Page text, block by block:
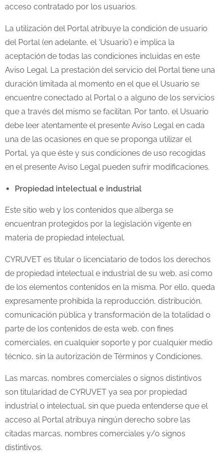
acceso contratado por los usuarios.
La utilización del Portal atribuye la condición de usuario
del Portal (en adelante, el ‘Usuario’) e implica la
aceptación de todas las condiciones incluidas en este
Aviso Legal. La prestación del servicio del Portal tiene una
duración limitada al momento en el que el Usuario se
encuentre conectado al Portal o a alguno de los servicios
que a través del mismo se facilitan. Por tanto, el Usuario
debe leer atentamente el presente Aviso Legal en cada
una de las ocasiones en que se proponga utilizar el
Portal, ya que éste y sus condiciones de uso recogidas
en el presente Aviso Legal pueden sufrir modificaciones.
Propiedad intelectual e industrial
Este sitio web y los contenidos que alberga se
encuentran protegidos por la legislación vigente en
materia de propiedad intelectual.
CYRUVET es titular o licenciatario de todos los derechos
de propiedad intelectual e industrial de su web, así como
de los elementos contenidos en la misma. Por ello, queda
expresamente prohibida la reproducción, distribución,
comunicación pública y transformación de la totalidad o
parte de los contenidos de esta web, con fines
comerciales, en cualquier soporte y por cualquier medio
técnico, sin la autorización de Términos y Condiciones.
Las marcas, nombres comerciales o signos distintivos
son titularidad de CYRUVET ya sea por propiedad
industrial o intelectual, sin que pueda entenderse que el
acceso al Portal atribuya ningún derecho sobre las
citadas marcas, nombres comerciales y/o signos
distintivos.